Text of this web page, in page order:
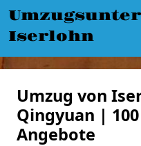
Iserlohn
Umzug von
Qingyuan |
Angebote